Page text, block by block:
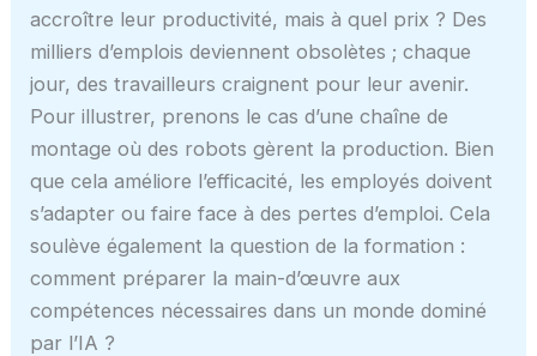
accroître leur productivité, mais à quel prix ? Des
milliers d’emplois deviennent obsolètes ; chaque
jour, des travailleurs craignent pour leur avenir.
Pour illustrer, prenons le cas d’une chaîne de
montage où des robots gèrent la production. Bien
que cela améliore l’efficacité, les employés doivent
s’adapter ou faire face à des pertes d’emploi. Cela
soulève également la question de la formation :
comment préparer la main-d’œuvre aux
compétences nécessaires dans un monde dominé
par l’IA ?